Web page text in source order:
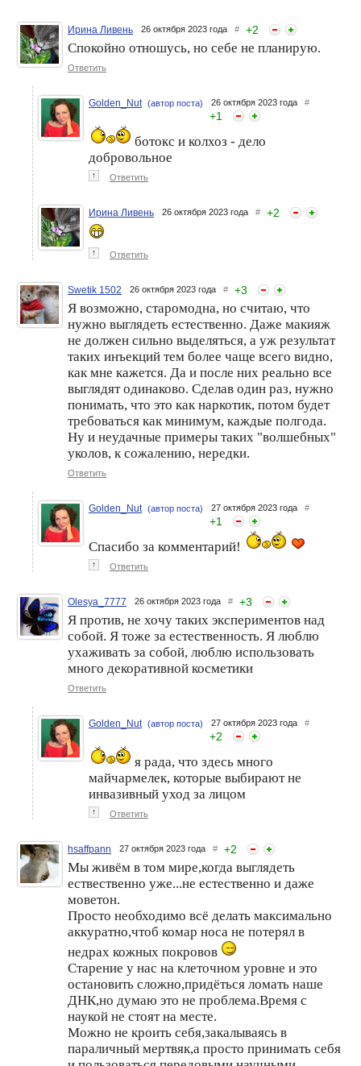
Ирина Ливень 26 октября 2023 года # +2
Спокойно отношусь, но себе не планирую.
Ответить
Golden_Nut (автор поста) 26 октября 2023 года #
+1
ботокс и колхоз - дело
добровольное
↑ Ответить
Ирина Ливень 26 октября 2023 года # +2
↑ Ответить
Swetik 1502 26 октября 2023 года # +3
Я возможно, старомодна, но считаю, что
нужно выглядеть естественно. Даже макияж
не должен сильно выделяться, а уж результат
таких инъекций тем более чаще всего видно,
как мне кажется. Да и после них реально все
выглядят одинаково. Сделав один раз, нужно
понимать, что это как наркотик, потом будет
требоваться как минимум, каждые полгода.
Ну и неудачные примеры таких "волшебных"
уколов, к сожалению, нередки.
Ответить
Golden_Nut (автор поста) 27 октября 2023 года #
+1
Спасибо за комментарий!
↑ Ответить
Olesya_7777 26 октября 2023 года # +3
Я против, не хочу таких экспериментов над
собой. Я тоже за естественность. Я люблю
ухаживать за собой, люблю использовать
много декоративной косметики
Ответить
Golden_Nut (автор поста) 27 октября 2023 года #
+2
я рада, что здесь много
майчармелек, которые выбирают не
инвазивный уход за лицом
↑ Ответить
hsaffpann 27 октября 2023 года # +2
Мы живём в том мире,когда выглядеть
ествественно уже...не естественно и даже
моветон.
Просто необходимо всё делать максимально
аккуратно,чтоб комар носа не потерял в
недрах кожных покровов
Старение у нас на клеточном уровне и это
остановить сложно,придёться ломать наше
ДНК,но думаю это не проблема.Время с
наукой не стоят на месте.
Можно не кроить себя,закалываясь в
параличный мертвяк,а просто принимать себя